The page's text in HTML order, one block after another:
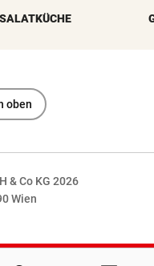
SALATKÜCHE
oben
& Co KG 2026
Wien